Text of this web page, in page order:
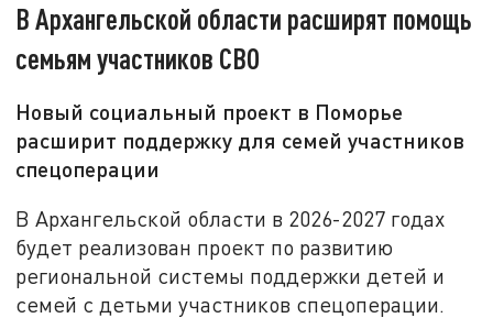
В Архангельской области расширят помощь
семьям участников СВО
Новый социальный проект в Поморье
расширит поддержку для семей участников
спецоперации
В Архангельской области в 2026-2027 годах
будет реализован проект по развитию
региональной системы поддержки детей и
семей с детьми участников спецоперации.